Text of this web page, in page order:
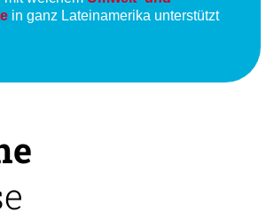
in ganz Lateinamerika unterstützt